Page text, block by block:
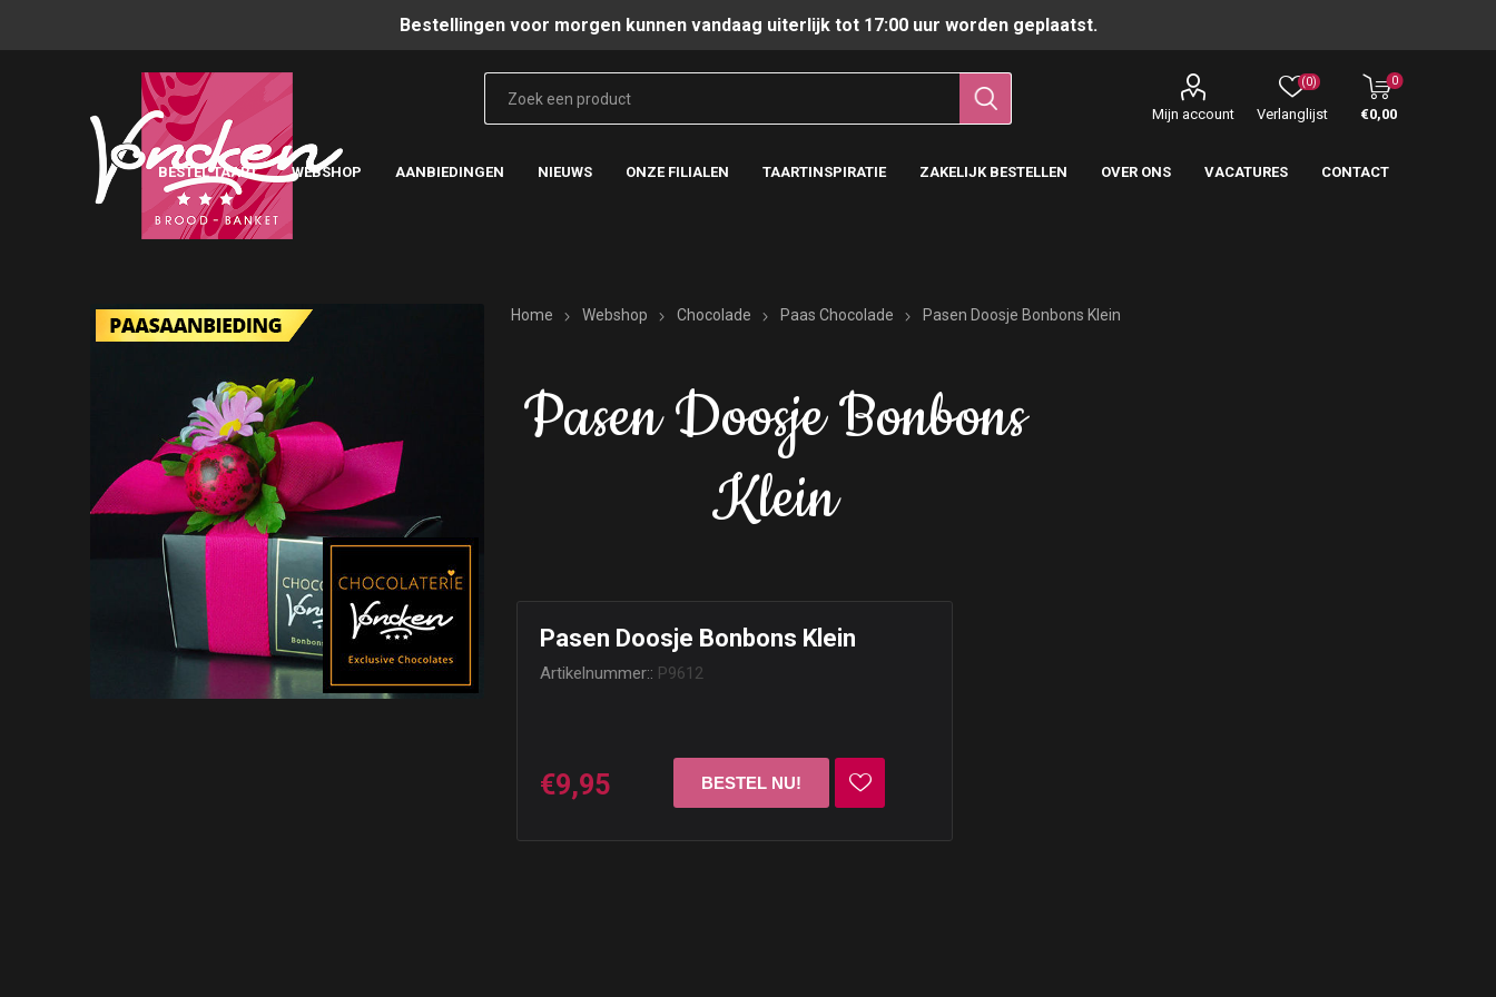
Bestellingen voor morgen kunnen vandaag uiterlijk tot 17:00 uur worden geplaatst.
Mijn account Verlanglijst
(0) 0
€0,00
BESTEL TAART WEBSHOP AANBIEDINGEN NIEUWS ONZE FILIALEN TAARTINSPIRATIE ZAKELIJK BESTELLEN OVER ONS VACATURES CONTACT
Home Webshop Chocolade Paas Chocolade Pasen Doosje Bonbons Klein
Pasen Doosje Bonbons
Klein
Pasen Doosje Bonbons Klein
Artikelnummer:: P9612
€9,95